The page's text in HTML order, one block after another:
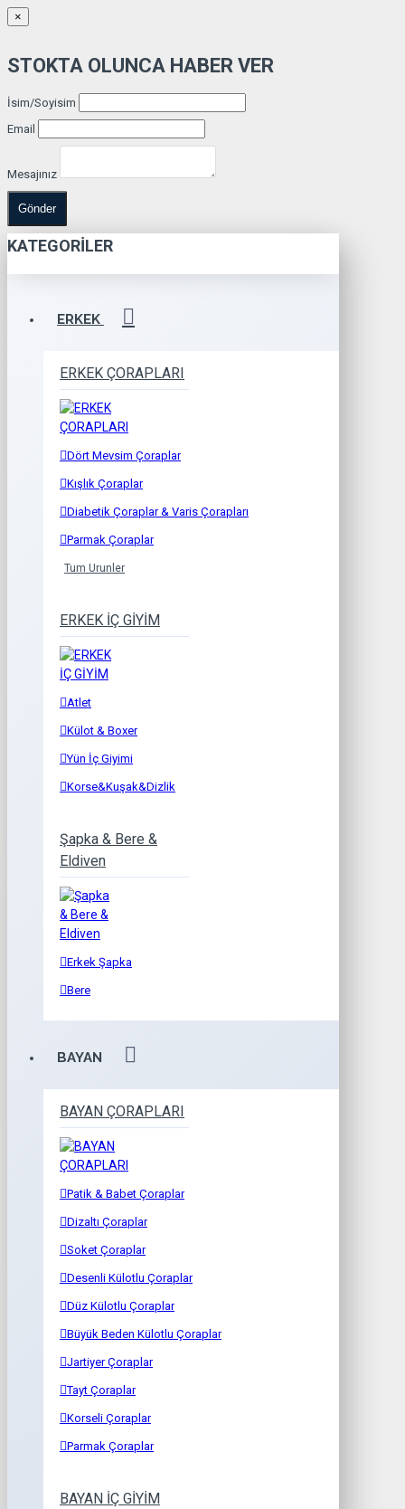
×
STOKTA OLUNCA HABER VER
İsim/Soyisim
Email
Mesajınız
Gönder
KATEGORILER
ERKEK
ERKEK ÇORAPLARI
Dört Mevsim Çoraplar
Kışlık Çoraplar
Diabetik Çoraplar & Varis Çorapları
Parmak Çoraplar
Tum Urunler
ERKEK İÇ GİYİM
Atlet
Külot & Boxer
Yün İç Giyimi
Korse&Kuşak&Dizlik
Şapka & Bere &
Eldiven
Erkek Şapka
Bere
BAYAN
BAYAN ÇORAPLARI
Patik & Babet Çoraplar
Dizaltı Çoraplar
Soket Çoraplar
Desenli Külotlu Çoraplar
Düz Külotlu Çoraplar
Büyük Beden Külotlu Çoraplar
Jartiyer Çoraplar
Tayt Çoraplar
Korseli Çoraplar
Parmak Çoraplar
BAYAN İÇ GİYİM